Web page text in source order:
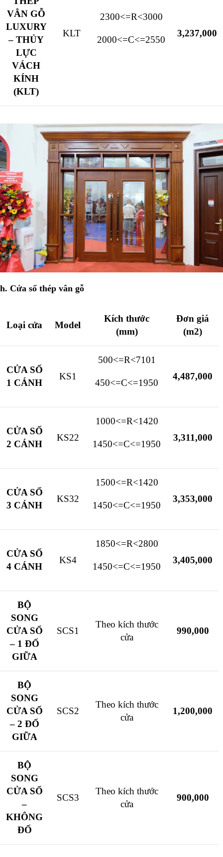
VÂN GỖ
LUXURY
– THỦY
LỰC
VÁCH
KÍNH
(KLT)
KLT
2300<=R<3000
2000<=C<=2550
3,237,000
h. Cửa sổ thép vân gỗ
Loại cửa Model
Kích thước
(mm)
Đơn giá
(m2)
CỬA SỐ
1 CÁNH
KS1
500<=R<7101
450<=C<=1950
4,487,000
CỬA SỐ
2 CÁNH
KS22
1000<=R<1420
1450<=C<=1950
3,311,000
CỬA SỐ
3 CÁNH
KS32
1500<=R<1420
1450<=C<=1950
3,353,000
CỬA SỐ
4 CÁNH
KS4
1850<=R<2800
1450<=C<=1950
3,405,000
BỘ
SONG
CỬA SỔ
– 1 ĐỐ
GIỮA
SCS1
Theo kích thước
cửa
990,000
BỘ
SONG
CỬA SỔ
– 2 ĐỐ
GIỮA
SCS2
Theo kích thước
cửa
1,200,000
BỘ
SONG
CỬA SỔ
–
KHÔNG
ĐỐ
SCS3
Theo kích thước
cửa
900,000